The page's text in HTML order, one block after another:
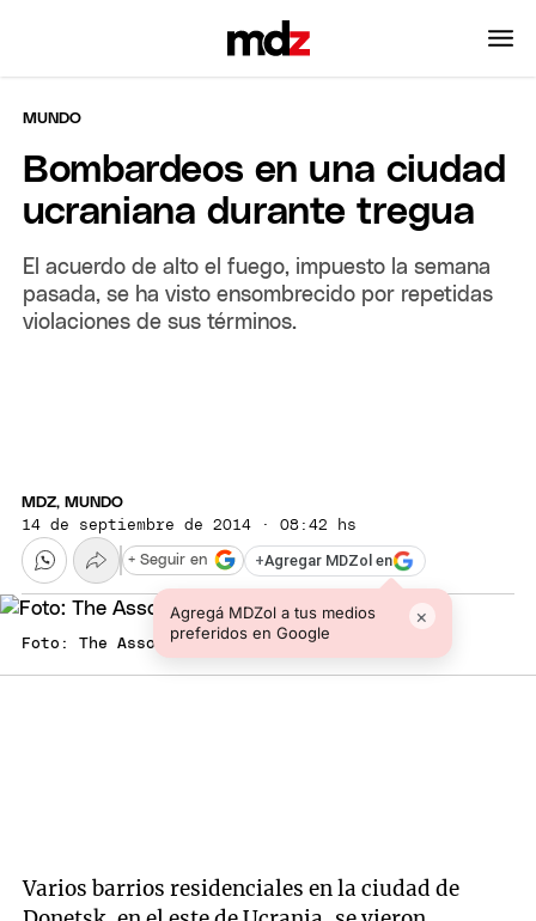
MUNDO
Bombardeos en una ciudad
ucraniana durante tregua
El acuerdo de alto el fuego, impuesto la semana
pasada, se ha visto ensombrecido por repetidas
violaciones de sus términos.
MDZ, MUNDO
14 de septiembre de 2014 · 08:42 hs
+Agregar MDZol en
Agregá MDZol a tus medios
preferidos en Google
×
+ Seguir en
Foto: The Associated Press
Varios barrios residenciales en la ciudad de